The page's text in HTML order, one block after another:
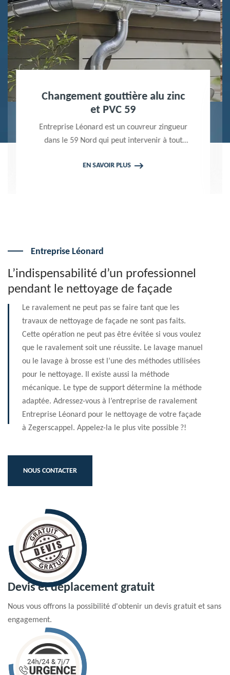
Nettoyage terrasse et pavé 59
Peintre professionnel dans le 59 Nord,
Entreprise Léonard utilise des produits de
pavé. Propose un devis gratuit qui ne vous
EN SAVOIR PLUS
Entreprise Léonard
L’indispensabilité d’un professionnel
pendant le nettoyage de façade
Le ravalement ne peut pas se faire tant que les
travaux de nettoyage de façade ne sont pas faits.
Cette opération ne peut pas être évitée si vous voulez
que le ravalement soit une réussite. Le lavage manuel
ou le lavage à brosse est l’une des méthodes utilisées
pour le nettoyage. Il existe aussi la méthode
mécanique. Le type de support détermine la méthode
adaptée. Adressez-vous à l’entreprise de ravalement
Entreprise Léonard pour le nettoyage de votre façade
à Zegerscappel. Appelez-la le plus vite possible ?!
NOUS CONTACTER
Devis et déplacement gratuit
Nous vous offrons la possibilité d'obtenir un devis gratuit et sans
engagement.